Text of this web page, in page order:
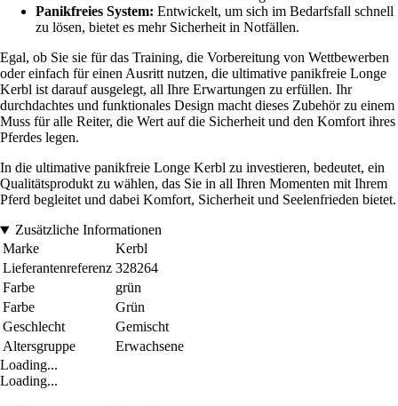
Panikfreies System: Entwickelt, um sich im Bedarfsfall schnell
zu lösen, bietet es mehr Sicherheit in Notfällen.
Egal, ob Sie sie für das Training, die Vorbereitung von Wettbewerben
oder einfach für einen Ausritt nutzen, die ultimative panikfreie Longe
Kerbl ist darauf ausgelegt, all Ihre Erwartungen zu erfüllen. Ihr
durchdachtes und funktionales Design macht dieses Zubehör zu einem
Muss für alle Reiter, die Wert auf die Sicherheit und den Komfort ihres
Pferdes legen.
In die ultimative panikfreie Longe Kerbl zu investieren, bedeutet, ein
Qualitätsprodukt zu wählen, das Sie in all Ihren Momenten mit Ihrem
Pferd begleitet und dabei Komfort, Sicherheit und Seelenfrieden bietet.
Zusätzliche Informationen
Marke
Kerbl
Lieferantenreferenz 328264
Farbe
grün
Farbe
Grün
Geschlecht
Gemischt
Altersgruppe
Erwachsene
Loading...
Loading...